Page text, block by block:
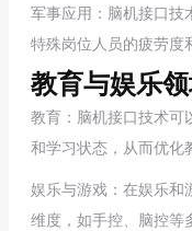
军事应用：脑机接口技
特殊岗位人员的疲劳度
教育与娱乐
教育：脑机接口技术可
和学习状态，从而优化
娱乐与游戏：在娱乐和
维度，如手控、脑控等